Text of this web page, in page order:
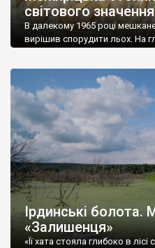
світового
В далекому 1965 році
вирішив спорудити льох. На
Ірдинські болота.
«Залишенця»
«Її хата стояла глибоко в